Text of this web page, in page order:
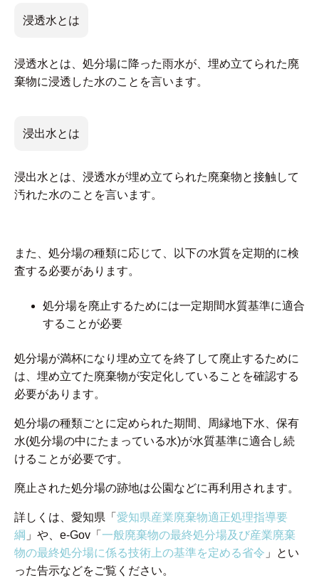
浸透水とは
浸透水とは、処分場に降った雨水が、埋め立てられた廃
棄物に浸透した水のことを言います。
浸出水とは
浸出水とは、浸透水が埋め立てられた廃棄物と接触して
汚れた水のことを言います。
また、処分場の種類に応じて、以下の水質を定期的に検
査する必要があります。
処分場を廃止するためには一定期間水質基準に適合
することが必要
処分場が満杯になり埋め立てを終了して廃止するために
は、埋め立てた廃棄物が安定化していることを確認する
必要があります。
処分場の種類ごとに定められた期間、周縁地下水、保有
水(処分場の中にたまっている水)が水質基準に適合し続
けることが必要です。
廃止された処分場の跡地は公園などに再利用されます。
詳しくは、愛知県「 愛知県産業廃棄物適正処理指導要
綱 」や、e-Gov「 一般廃棄物の最終処分場及び産業廃棄
物の最終処分場に係る技術上の基準を定める省令 」とい
った告示などをご覧ください。